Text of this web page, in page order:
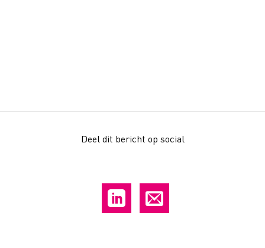
Deel dit bericht op social